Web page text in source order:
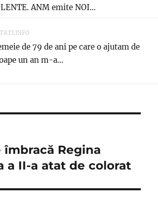
ANM emite NOI...
de 79 de ani pe care o ajutam de
un an m-a...
îmbracă Regina
a II-a atat de colorat